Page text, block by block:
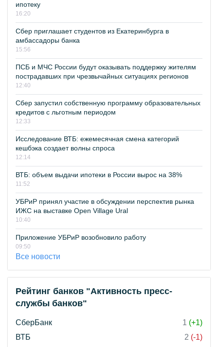
ипотеку
16:20
Сбер приглашает студентов из Екатеринбурга в
амбассадоры банка
15:56
ПСБ и МЧС России будут оказывать поддержку жителям
пострадавших при чрезвычайных ситуациях регионов
12:40
Сбер запустил собственную программу образовательных
кредитов с льготным периодом
12:33
Исследование ВТБ: ежемесячная смена категорий
кешбэка создает волны спроса
12:14
ВТБ: объем выдачи ипотеки в России вырос на 38%
11:52
УБРиР принял участие в обсуждении перспектив рынка
ИЖС на выставке Open Village Ural
10:40
Приложение УБРиР возобновило работу
09:50
Все новости
Рейтинг банков "Активность пресс-
службы банков"
СберБанк 1 (+1)
ВТБ
2 (-1)